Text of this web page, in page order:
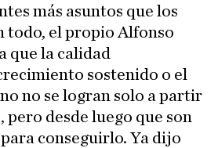
más asuntos que los
todo, el propio Alfonso
que la calidad
sostenido o el
no se logran solo a partir
pero desde luego que son
conseguirlo. Ya dijo